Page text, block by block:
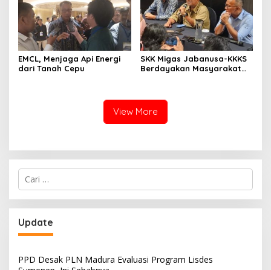
EMCL, Menjaga Api Energi
dari Tanah Cepu
SKK Migas Jabanusa-KKKS
Berdayakan Masyarakat
View More
Cari
untuk:
Update
PPD Desak PLN Madura Evaluasi Program Lisdes